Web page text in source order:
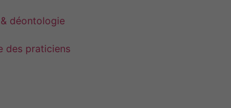
déontologie
des praticiens